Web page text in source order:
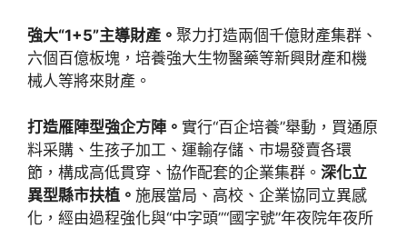
強大“1+5”主導財產。 聚力打造兩個千億財產集群、
六個百億板塊，培養強大生物醫藥等新興財產和機
械人等將來財產。
打造雁陣型強企方陣。 實行“百企培養”舉動，買通原
料采購、生孩子加工、運輸存儲、市場發賣各環
節，構成高低貫穿、協作配套的企業集群。 深化立
異型縣市扶植。 施展當局、高校、企業協同立異感
化，經由過程強化與“中字頭”“國字號”年夜院年夜所